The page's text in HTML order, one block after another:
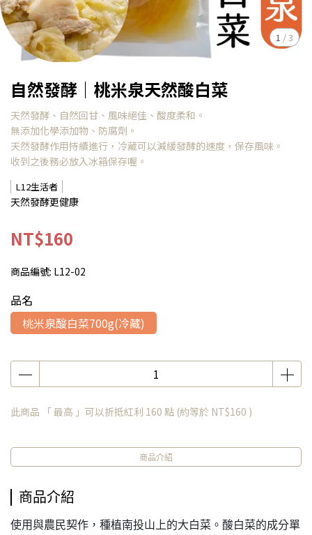
1 /3
自然發酵｜桃米泉天然酸白菜
天然發酵、自然回甘、風味絕佳、酸度柔和。
無添加化學添加物、防腐劑。
天然發酵作用持續進行，冷藏可以減緩發酵的速度，保存風味。
收到之後務必放入冰箱保存喔。
L12生活者
天然發酵更健康
NT$160
商品編號: L12-02
品名
桃米泉酸白菜700g(冷藏)
此商品 「 最高 」可以折抵紅利 160 點 (約等於 NT$160 )
商品介紹
商品介紹
使用與農民契作，種植南投山上的大白菜。酸白菜的成分單